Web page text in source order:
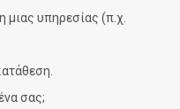
μιας υπηρεσίας (π.χ.
σας;